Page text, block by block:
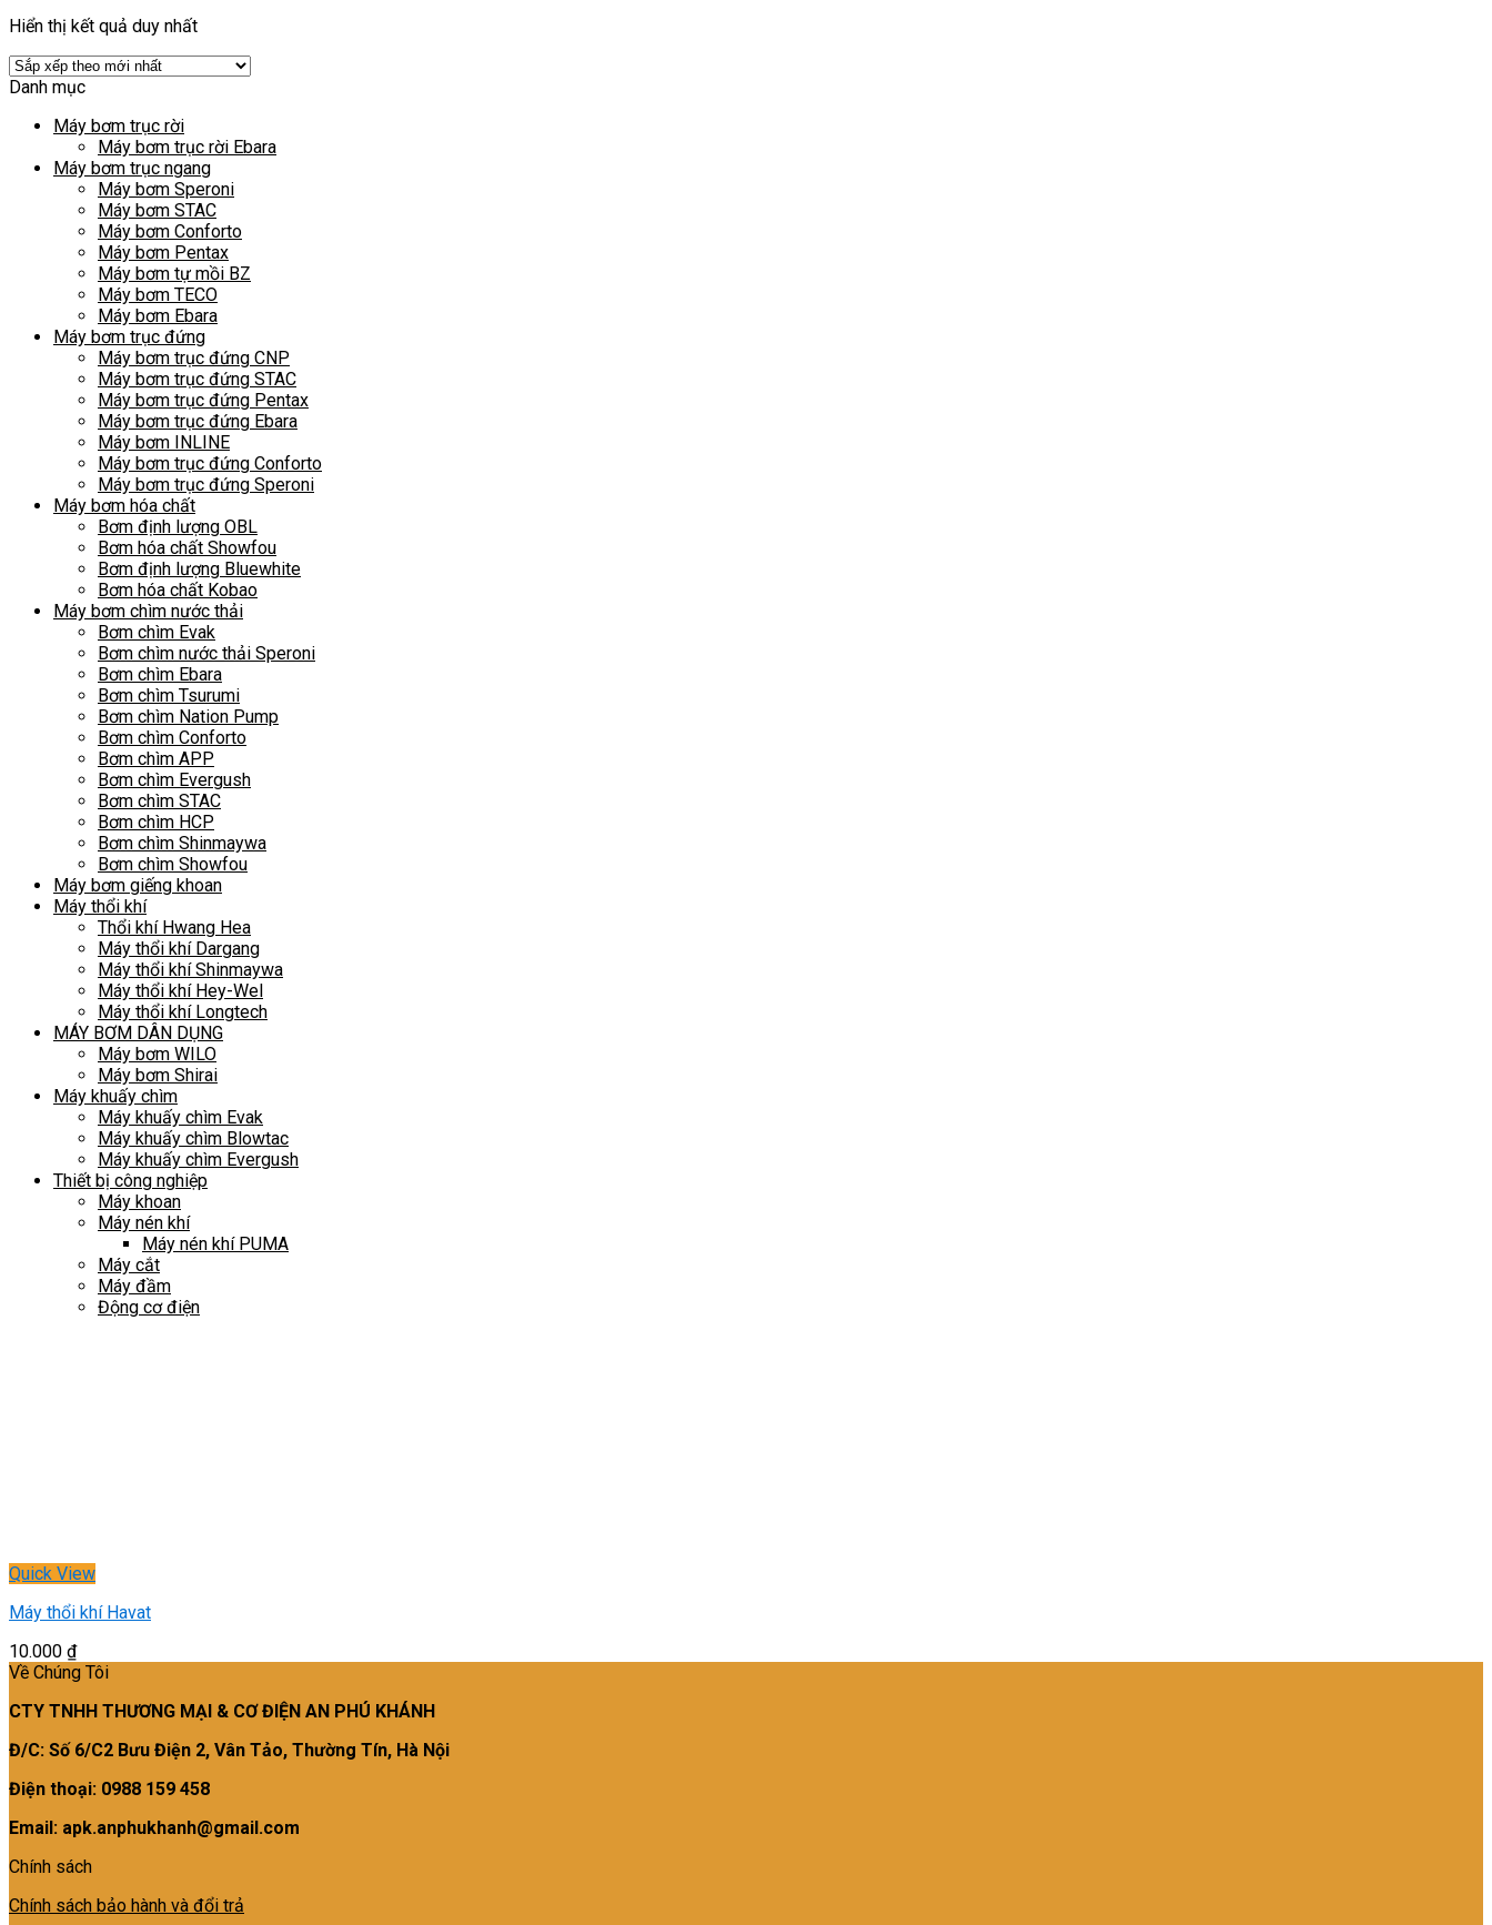
Hiển thị kết quả duy nhất
Danh mục
Máy bơm trục rời
Máy bơm trục rời Ebara
Máy bơm trục ngang
Máy bơm Speroni
Máy bơm STAC
Máy bơm Conforto
Máy bơm Pentax
Máy bơm tự mồi BZ
Máy bơm TECO
Máy bơm Ebara
Máy bơm trục đứng
Máy bơm trục đứng CNP
Máy bơm trục đứng STAC
Máy bơm trục đứng Pentax
Máy bơm trục đứng Ebara
Máy bơm INLINE
Máy bơm trục đứng Conforto
Máy bơm trục đứng Speroni
Máy bơm hóa chất
Bơm định lượng OBL
Bơm hóa chất Showfou
Bơm định lượng Bluewhite
Bơm hóa chất Kobao
Máy bơm chìm nước thải
Bơm chìm Evak
Bơm chìm nước thải Speroni
Bơm chìm Ebara
Bơm chìm Tsurumi
Bơm chìm Nation Pump
Bơm chìm Conforto
Bơm chìm APP
Bơm chìm Evergush
Bơm chìm STAC
Bơm chìm HCP
Bơm chìm Shinmaywa
Bơm chìm Showfou
Máy bơm giếng khoan
Máy thổi khí
Thổi khí Hwang Hea
Máy thổi khí Dargang
Máy thổi khí Shinmaywa
Máy thổi khí Hey-Wel
Máy thổi khí Longtech
MÁY BƠM DÂN DỤNG
Máy bơm WILO
Máy bơm Shirai
Máy khuấy chìm
Máy khuấy chìm Evak
Máy khuấy chìm Blowtac
Máy khuấy chìm Evergush
Thiết bị công nghiệp
Máy khoan
Máy nén khí
Máy nén khí PUMA
Máy cắt
Máy đầm
Động cơ điện
Quick View
Máy thổi khí Havat
10.000 ₫
Về Chúng Tôi
CTY TNHH THƯƠNG MẠI & CƠ ĐIỆN AN PHÚ KHÁNH
Đ/C: Số 6/C2 Bưu Điện 2, Vân Tảo, Thường Tín, Hà Nội
Điện thoại: 0988 159 458
Email: apk.anphukhanh@gmail.com
Chính sách
Chính sách bảo hành và đổi trả